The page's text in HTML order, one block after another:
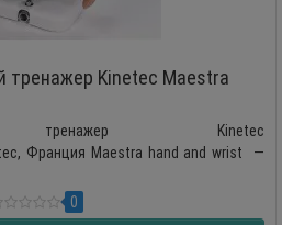
тренажер Kinetec Maestra
тренажер Kinetec
Франция Maestra hand and wrist —
0